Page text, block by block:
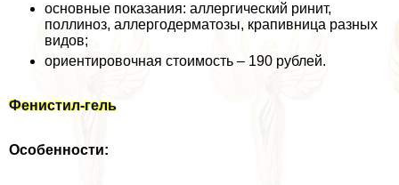
основные показания: аллергический ринит,
поллиноз, аллергодерматозы, крапивница разных
видов;
ориентировочная стоимость – 190 рублей.
Фенистил-гель
Особенности: